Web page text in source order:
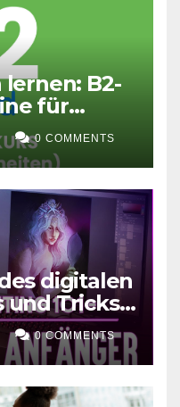
B2-
für
0 COMMENTS
digitalen
und Tricks
0 COMMENTS